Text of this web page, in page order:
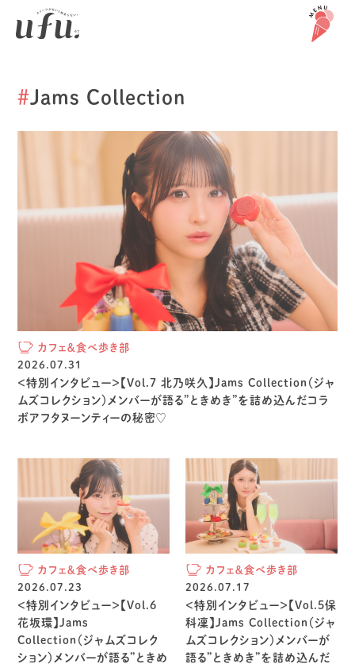
#Jams Collection
カフェ＆食べ歩き部
2026.07.31
＜特別インタビュー＞【Vol.7 北乃咲久】Jams Collection（ジャ
ムズコレクション）メンバーが語る”ときめき”を詰め込んだコラ
ボアフタヌーンティーの秘密♡
カフェ＆食べ歩き部
2026.07.23
＜特別インタビュー＞【Vol.6
花坂環】Jams
Collection（ジャムズコレク
ション）メンバーが語る”ときめ
カフェ＆食べ歩き部
2026.07.17
＜特別インタビュー＞【Vol.5保
科凜】Jams Collection（ジャ
ムズコレクション）メンバーが
語る”ときめき”を詰め込んだ